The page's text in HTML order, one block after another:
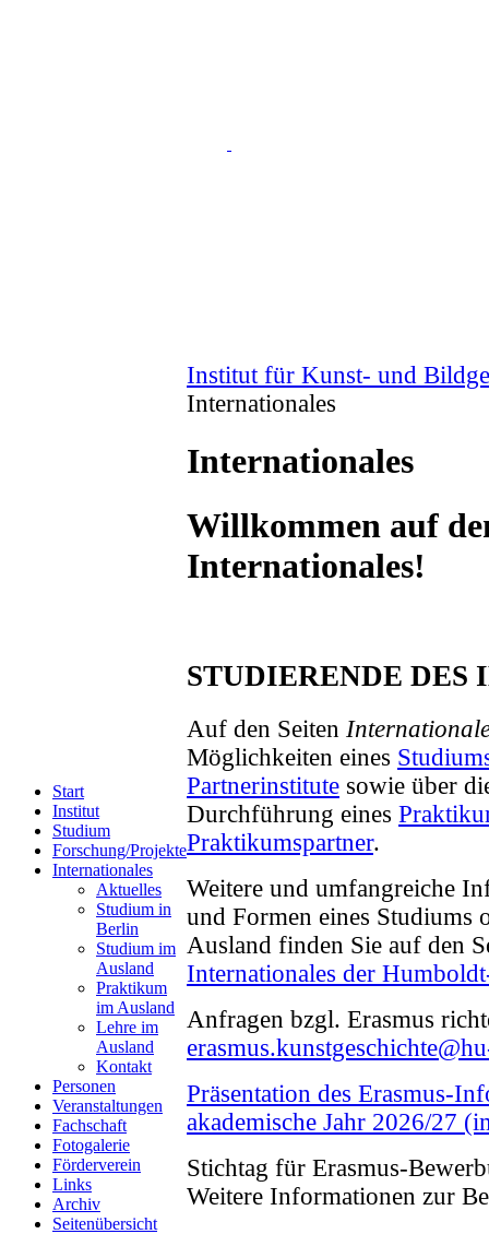
Start
Institut
Studium
Forschung/Projekte
Internationales
Aktuelles
Studium in
Berlin
Studium im
Ausland
Praktikum
im Ausland
Lehre im
Ausland
Kontakt
Personen
Veranstaltungen
Fachschaft
Fotogalerie
Förderverein
Links
Archiv
Seitenübersicht
Institut für Kunst- und
Internationales
Internationales
Willkommen auf
Internationales!
STUDIERENDE DES
Auf den Seiten
Möglichkeiten eines
Partnerinstitute sowie über
Durchführung eines
Praktikumspartner.
Weitere und umfangreiche
und Formen eines Studiums
Ausland finden Sie auf den
Internationales der
Anfragen bzgl. Erasmus
Präsentation des Erasmus-
akademische Jahr 2026/27
Stichtag für Erasmus-
Weitere Informationen zur